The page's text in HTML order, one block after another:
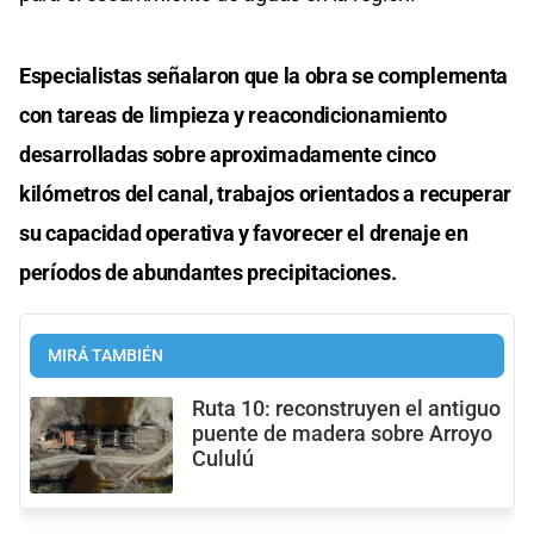
Especialistas señalaron que la obra se complementa
con tareas de limpieza y reacondicionamiento
desarrolladas sobre aproximadamente cinco
kilómetros del canal, trabajos orientados a recuperar
su capacidad operativa y favorecer el drenaje en
períodos de abundantes precipitaciones.
MIRÁ TAMBIÉN
Ruta 10: reconstruyen el antiguo
puente de madera sobre Arroyo
Cululú